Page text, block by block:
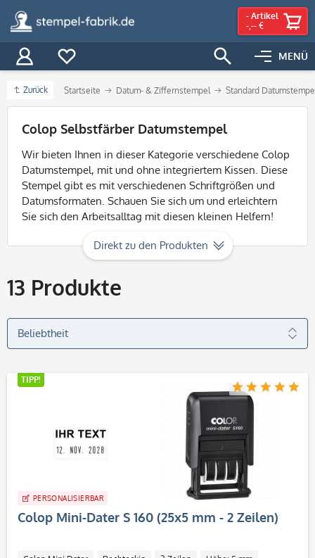
MENÜ
- Artikel
-,-- €
Zurück Startseite Datum- & Ziffernstempel Standard
Filter
Colop Selbstfärber Datumstempel
Wir bieten Ihnen in dieser Kategorie verschiedene Colop
Datumstempel, mit und ohne integriertem Kissen. Diese
Stempel gibt es mit verschiedenen Schriftgrößen und
Datumsformaten. Schauen Sie sich um und erleichtern
Sie sich den Arbeitsalltag mit diesen kleinen Helfern!
Direkt zu den Produkten
13 Produkte
TIPP!
PERSONALISIERBAR
Colop Mini-Dater S 160 (25x5 mm - 2 Zeilen)